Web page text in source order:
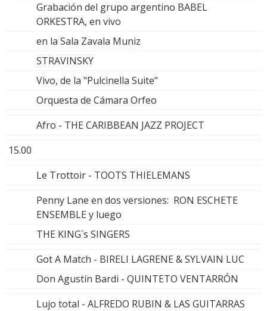
Grabación del grupo argentino BABEL
ORKESTRA, en vivo
en la Sala Zavala Muniz
STRAVINSKY
Vivo, de la "Pulcinella Suite"
Orquesta de Cámara Orfeo
Afro - THE CARIBBEAN JAZZ PROJECT
15.00
Le Trottoir - TOOTS THIELEMANS
Penny Lane en dos versiones: RON ESCHETE
ENSEMBLE y luego
THE KING´s SINGERS
Got A Match - BIRELI LAGRENE & SYLVAIN LUC
Don Agustín Bardi - QUINTETO VENTARRÓN
Lujo total - ALFREDO RUBIN & LAS GUITARRAS